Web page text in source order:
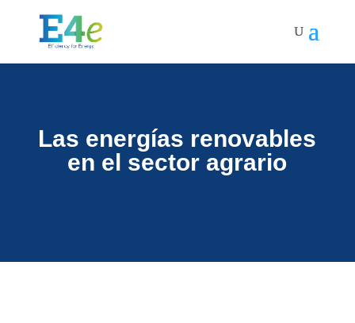
Las energías renovables
en el sector agrario